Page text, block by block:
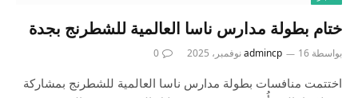
ختام بطولة مدارس ناسا العالمية للشطرنج بجدة
بواسطة admincp 16 نوفمبر، 2025 0
اختتمت منافسات بطولة مدارس ناسا العالمية للشطرنج بمشاركة